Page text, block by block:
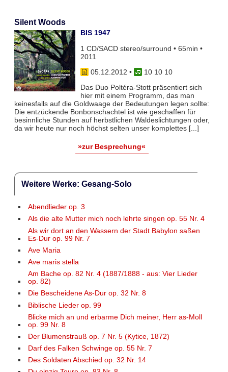
Silent Woods
BIS 1947
1 CD/SACD stereo/surround • 65min •
2011
05.12.2012 •
10 10 10
Das Duo Poltéra-Stott präsentiert sich
hier mit einem Programm, das man
keinesfalls auf die Goldwaage der Bedeutungen legen sollte:
Die entzückende Bonbonschachtel ist wie geschaffen für
besinnliche Stunden auf herbstlichen Waldeslichtungen oder,
da wir heute nur noch höchst selten unser komplettes [...]
»zur Besprechung«
Weitere Werke: Gesang-Solo
Abendlieder op. 3
Als die alte Mutter mich noch lehrte singen op. 55 Nr. 4
Als wir dort an den Wassern der Stadt Babylon saßen
Es-Dur op. 99 Nr. 7
Ave Maria
Ave maris stella
Am Bache op. 82 Nr. 4 (1887/1888 - aus: Vier Lieder
op. 82)
Die Bescheidene As-Dur op. 32 Nr. 8
Biblische Lieder op. 99
Blicke mich an und erbarme Dich meiner, Herr as-Moll
op. 99 Nr. 8
Der Blumenstrauß op. 7 Nr. 5 (Kytice, 1872)
Darf des Falken Schwinge op. 55 Nr. 7
Des Soldaten Abschied op. 32 Nr. 14